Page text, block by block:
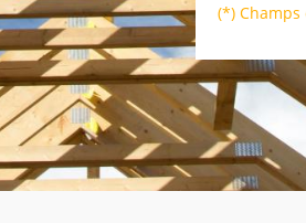
(*)